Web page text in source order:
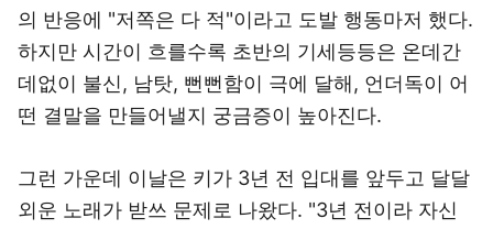
의 반응에 "저쪽은 다 적"이라고 도발 행동마저 했다.
하지만 시간이 흐를수록 초반의 기세등등은 온데간
데없이 불신, 남탓, 뻔뻔함이 극에 달해, 언더독이 어
떤 결말을 만들어낼지 궁금증이 높아진다.
그런 가운데 이날은 키가 3년 전 입대를 앞두고 달달
외운 노래가 받쓰 문제로 나왔다. "3년 전이라 자신